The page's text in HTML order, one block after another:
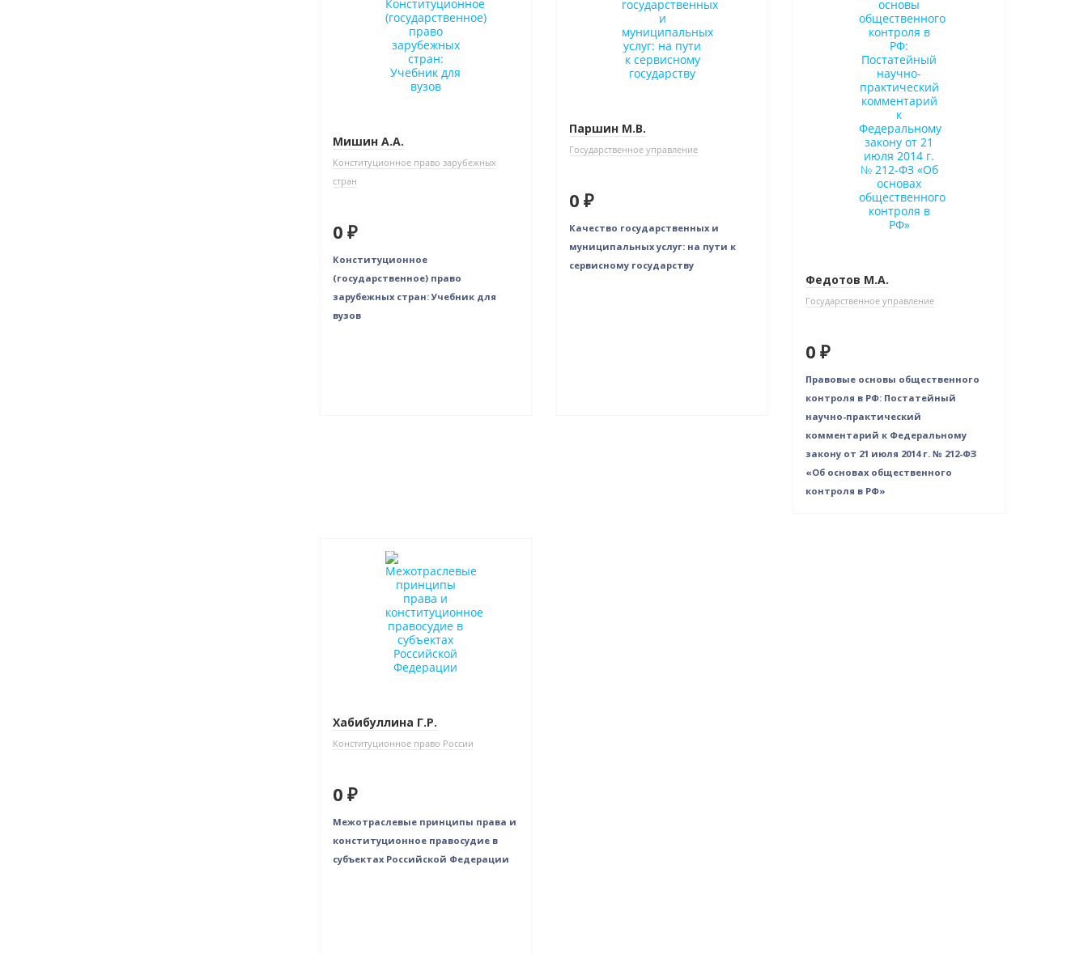
Мишин А.А.
Конституционное право зарубежных
стран
0 ₽
Конституционное
(государственное) право
зарубежных стран: Учебник для
вузов
Паршин М.В.
Государственное управление
0 ₽
Качество государственных и
муниципальных услуг: на пути к
сервисному государству
Федотов М.А.
Государственное управление
0 ₽
Правовые основы общественного
контроля в РФ: Постатейный
научно-практический
комментарий к Федеральному
закону от 21 июля 2014 г. № 212-ФЗ
«Об основах общественного
контроля в РФ»
Нет в наличии
Хабибуллина Г.Р.
Конституционное право России
0 ₽
Межотраслевые принципы права и
конституционное правосудие в
субъектах Российской Федерации